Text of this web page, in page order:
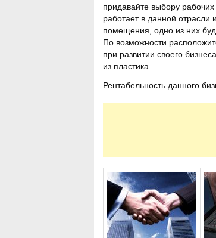
придавайте выбору
работает в данной отрасли
помещения, одно из них
По возможности
при развитии своего
из пластика.
Рентабельность данного